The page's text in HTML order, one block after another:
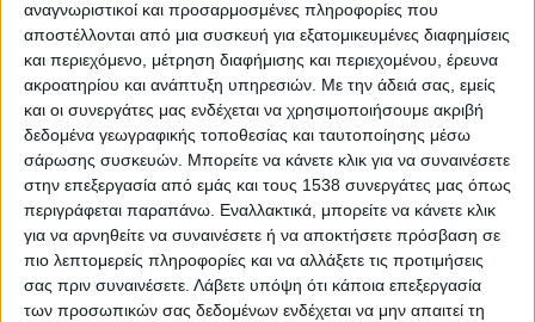
αναγνωριστικοί και προσαρμοσμένες πληροφορίες που
αποστέλλονται από μια συσκευή για εξατομικευμένες διαφημίσεις
και περιεχόμενο, μέτρηση διαφήμισης και περιεχομένου, έρευνα
ακροατηρίου και ανάπτυξη υπηρεσιών. Με την άδειά σας, εμείς
και οι συνεργάτες μας ενδέχεται να χρησιμοποιήσουμε ακριβή
δεδομένα γεωγραφικής τοποθεσίας και ταυτοποίησης μέσω
σάρωσης συσκευών. Μπορείτε να κάνετε κλικ για να συναινέσετε
στην επεξεργασία από εμάς και τους 1538 συνεργάτες μας όπως
περιγράφεται παραπάνω. Εναλλακτικά, μπορείτε να κάνετε κλικ
για να αρνηθείτε να συναινέσετε ή να αποκτήσετε πρόσβαση σε
πιο λεπτομερείς πληροφορίες και να αλλάξετε τις προτιμήσεις
σας πριν συναινέσετε. Λάβετε υπόψη ότι κάποια επεξεργασία
των προσωπικών σας δεδομένων ενδέχεται να μην απαιτεί τη
2052, 2056, 2060, 2064, 2068, 2072, 2076,
2080, 2084, 2088, 2092, 2096, 2104 κλπ . Το
2000 ήταν δίσεκτο λόγω του ελέγχου 2. Αν
ίσχυε μόνο η διαίρεση με το 4 και ο έλεγχος 1
το 2000 δε θα ήταν δίσεκτο όπως δεν είναι
π.χ. το 2100, 2200, 2300.
Οι διορθώσεις στο ημερολόγιο επιβάλλονται
από το γεγονός ότι η περιφορά της γης γύρω
από τον ήλιο διαρκεί 365,242199 μέρες. Η
κύρια διόρθωση (προσθήκη μιας μέρας κάθε 4